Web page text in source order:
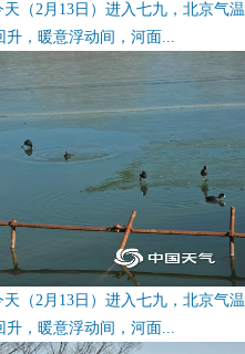
（2月13日）进入七九，北京气温
升，暖意浮动间，河面...
（2月13日）进入七九，北京气温
升，暖意浮动间，河面...